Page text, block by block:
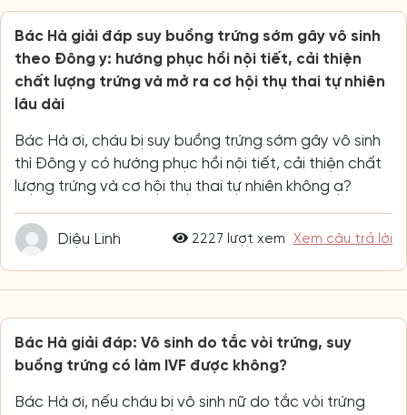
Bác Hà giải đáp suy buồng trứng sớm gây vô sinh
theo Đông y: hướng phục hồi nội tiết, cải thiện
chất lượng trứng và mở ra cơ hội thụ thai tự nhiên
lâu dài
Bác Hà ơi, cháu bị suy buồng trứng sớm gây vô sinh
thì Đông y có hướng phục hồi nội tiết, cải thiện chất
lượng trứng và cơ hội thụ thai tự nhiên không ạ?
Diệu Linh 2227 lượt xem Xem câu trả lời
Bác Hà giải đáp: Vô sinh do tắc vòi trứng, suy
buồng trứng có làm IVF được không?
Bác Hà ơi, nếu cháu bị vô sinh nữ do tắc vòi trứng